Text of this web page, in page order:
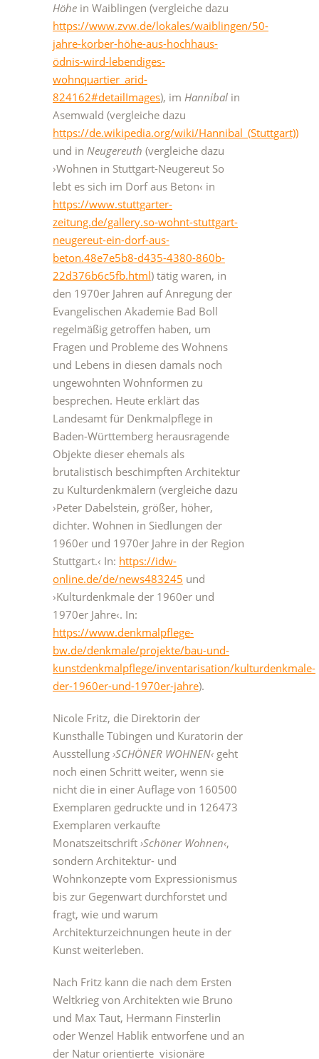
Höhe in Waiblingen (vergleiche dazu
https://www.zvw.de/lokales/waiblingen/50-
jahre-korber-höhe-aus-hochhaus-
ödnis-wird-lebendiges-
wohnquartier_arid-
824162#detailImages), im Hannibal in
Asemwald (vergleiche dazu
https://de.wikipedia.org/wiki/Hannibal_(Stuttgart))
und in Neugereuth (vergleiche dazu
›Wohnen in Stuttgart-Neugereut So
lebt es sich im Dorf aus Beton‹ in
https://www.stuttgarter-
zeitung.de/gallery.so-wohnt-stuttgart-
neugereut-ein-dorf-aus-
beton.48e7e5b8-d435-4380-860b-
22d376b6c5fb.html) tätig waren, in
den 1970er Jahren auf Anregung der
Evangelischen Akademie Bad Boll
regelmäßig getroffen haben, um
Fragen und Probleme des Wohnens
und Lebens in diesen damals noch
ungewohnten Wohnformen zu
besprechen. Heute erklärt das
Landesamt für Denkmalpflege in
Baden-Württemberg herausragende
Objekte dieser ehemals als
brutalistisch beschimpften Architektur
zu Kulturdenkmälern (vergleiche dazu
›Peter Dabelstein, größer, höher,
dichter. Wohnen in Siedlungen der
1960er und 1970er Jahre in der Region
Stuttgart.‹ In: https://idw-
online.de/de/news483245 und
›Kulturdenkmale der 1960er und
1970er Jahre‹. In:
https://www.denkmalpflege-
bw.de/denkmale/projekte/bau-und-
kunstdenkmalpflege/inventarisation/kulturdenkmale-
der-1960er-und-1970er-jahre).
Nicole Fritz, die Direktorin der
Kunsthalle Tübingen und Kuratorin der
Ausstellung ›SCHÖNER WOHNEN‹ geht
noch einen Schritt weiter, wenn sie
nicht die in einer Auflage von 160500
Exemplaren gedruckte und in 126473
Exemplaren verkaufte
Monatszeitschrift ›Schöner Wohnen‹,
sondern Architektur- und
Wohnkonzepte vom Expressionismus
bis zur Gegenwart durchforstet und
fragt, wie und warum
Architekturzeichnungen heute in der
Kunst weiterleben.
Nach Fritz kann die nach dem Ersten
Weltkrieg von Architekten wie Bruno
und Max Taut, Hermann Finsterlin
oder Wenzel Hablik entworfene und an
der Natur orientierte visionäre